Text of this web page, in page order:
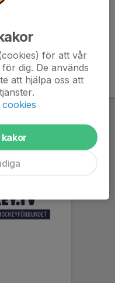
för att vår
dig. De används
att hjälpa oss att
kakor